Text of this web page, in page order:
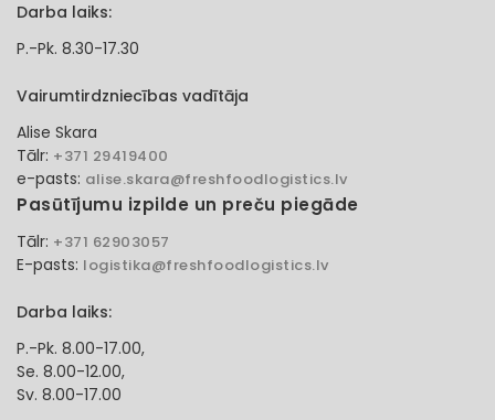
Darba laiks:
P.-Pk. 8.30-17.30
Vairumtirdzniecības vadītāja
Alise Skara
Tālr: +371 29419400
e-pasts: alise.skara@freshfoodlogistics.lv
Pasūtījumu izpilde un preču piegāde
Tālr: +371 62903057
E-pasts: logistika@freshfoodlogistics.lv
Darba laiks:
P.-Pk. 8.00-17.00,
Se. 8.00-12.00,
Sv. 8.00-17.00